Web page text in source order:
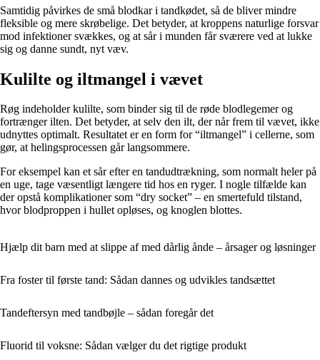
Samtidig påvirkes de små blodkar i tandkødet, så de bliver mindre
fleksible og mere skrøbelige. Det betyder, at kroppens naturlige forsvar
mod infektioner svækkes, og at sår i munden får sværere ved at lukke
sig og danne sundt, nyt væv.
Kulilte og iltmangel i vævet
Røg indeholder kulilte, som binder sig til de røde blodlegemer og
fortrænger ilten. Det betyder, at selv den ilt, der når frem til vævet, ikke
udnyttes optimalt. Resultatet er en form for “iltmangel” i cellerne, som
gør, at helingsprocessen går langsommere.
For eksempel kan et sår efter en tandudtrækning, som normalt heler på
en uge, tage væsentligt længere tid hos en ryger. I nogle tilfælde kan
der opstå komplikationer som “dry socket” – en smertefuld tilstand,
hvor blodproppen i hullet opløses, og knoglen blottes.
Hjælp dit barn med at slippe af med dårlig ånde – årsager og løsninger
Fra foster til første tand: Sådan dannes og udvikles tandsættet
Tandeftersyn med tandbøjle – sådan foregår det
Fluorid til voksne: Sådan vælger du det rigtige produkt